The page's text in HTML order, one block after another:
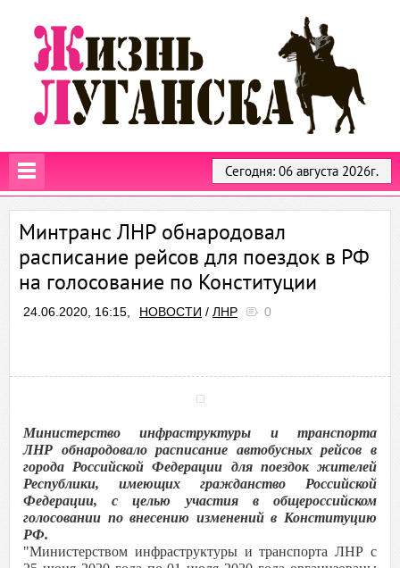
Сегодня: 06 августа 2026г.
Минтранс ЛНР обнародовал
расписание рейсов для поездок в РФ
на голосование по Конституции
24.06.2020, 16:15, НОВОСТИ / ЛНР 0
Министерство инфраструктуры и транспорта
ЛНР обнародовало расписание автобусных рейсов в
города Российской Федерации для поездок жителей
Республики, имеющих гражданство Российской
Федерации, с целью участия в общероссийском
голосовании по внесению изменений в Конституцию
РФ.
"Министерством инфраструктуры и транспорта ЛНР с